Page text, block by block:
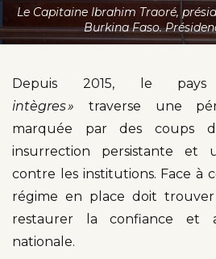
Le Capitaine Ibrahim Traoré,
Burkina Faso.
Depuis 2015, le
intègres » traverse une
marquée par des coups
insurrection persistante et
contre les institutions. Face à
régime en place doit
restaurer la confiance et
nationale.